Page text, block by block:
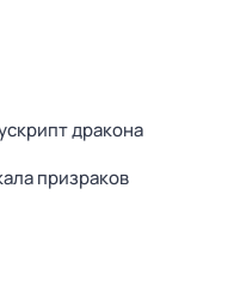
дракона
призраков